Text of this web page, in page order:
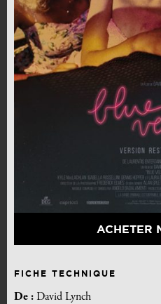
ACHETER
FICHE TECHNIQUE
De : David Lynch